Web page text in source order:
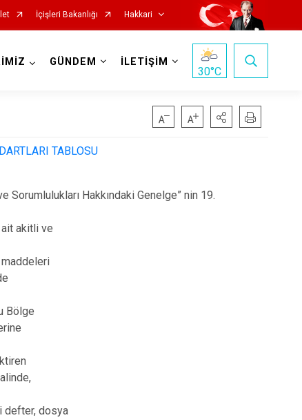
İçişleri Bakanlığı Hakkari
GÜNDEM İLETİŞİM
30°C
TABLOSU
Sorumlulukları Hakkındaki Genelge” nin 19.
akitli ve
maddeleri
Bölge
defter, dosya